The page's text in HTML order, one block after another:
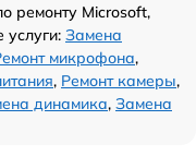
ремонту Microsoft,
Замена
микрофона,
, Ремонт камеры,
динамика, Замена